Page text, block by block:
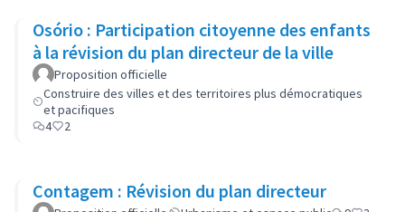
Osório : Participation citoyenne des enfants
à la révision du plan directeur de la ville
Proposition officielle
Construire des villes et des territoires plus démocratiques
et pacifiques
4
2
Contagem : Révision du plan directeur